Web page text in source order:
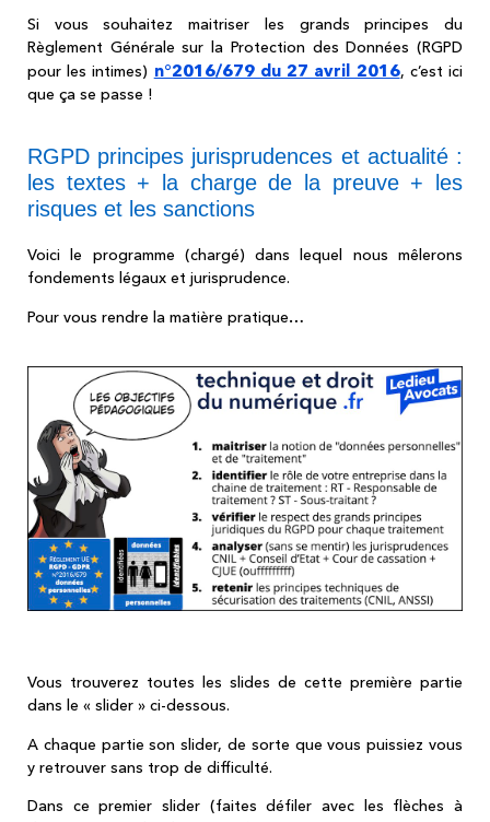
Si vous souhaitez maitriser les grands principes du
Règlement Générale sur la Protection des Données (RGPD
pour les intimes) n°2016/679 du 27 avril 2016, c’est ici
que ça se passe !
RGPD principes jurisprudences et actualité :
les textes + la charge de la preuve + les
risques et les sanctions
Voici le programme (chargé) dans lequel nous mêlerons
fondements légaux et jurisprudence.
Pour vous rendre la matière pratique…
Vous trouverez toutes les slides de cette première partie
dans le « slider » ci-dessous.
A chaque partie son slider, de sorte que vous puissiez vous
y retrouver sans trop de difficulté.
Dans ce premier slider (faites défiler avec les flèches à